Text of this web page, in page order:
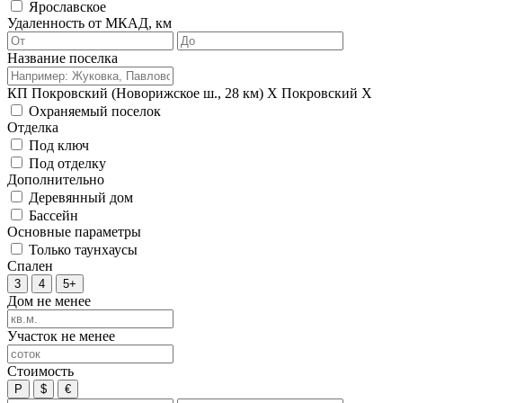
Ярославское
Удаленность от МКАД, км
Название поселка
КП Покровский (Новорижское ш., 28 км) X Покровский X
Охраняемый поселок
Отделка
Под ключ
Под отделку
Дополнительно
Деревянный дом
Бассейн
Основные параметры
Только таунхаусы
Спален
3 4 5+
Дом не менее
Участок не менее
Стоимость
Р $ €